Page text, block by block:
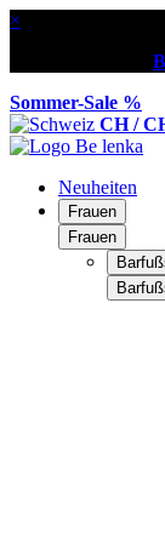
×
Sommer-Sale %
CH /
Neuheiten
Frauen
Frauen